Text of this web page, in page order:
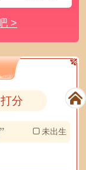
>
分
未出生